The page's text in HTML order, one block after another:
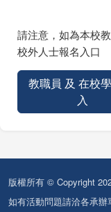
請注意，如為本校
校外人士報名入口
教職員 及 在校
入
版權所有 © Copyright
如有活動問題請洽各承